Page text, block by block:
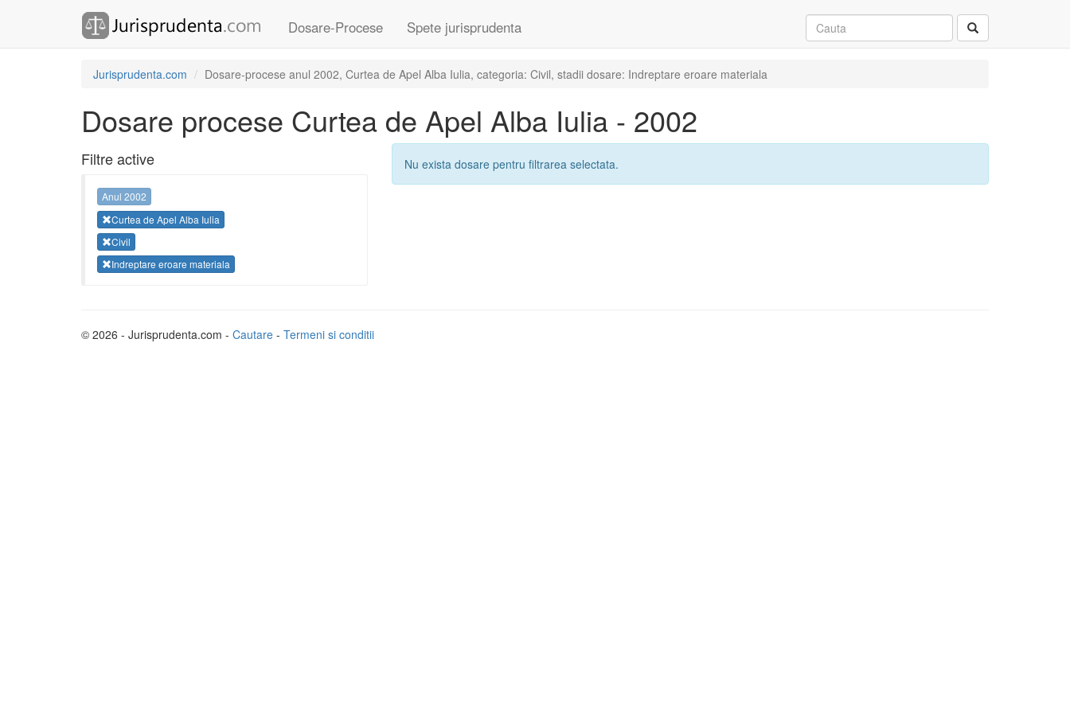
Dosare-Procese Spete jurisprudenta
Jurisprudenta.com Dosare-procese anul 2002, Curtea de Apel Alba Iulia, categoria: Civil, stadii dosare: Indreptare eroare materiala
Dosare procese Curtea de Apel Alba Iulia - 2002
Filtre active
Anul 2002
Curtea de Apel Alba Iulia
Civil
Indreptare eroare materiala
Nu exista dosare pentru filtrarea selectata.
© 2026 - Jurisprudenta.com - Cautare - Termeni si conditii